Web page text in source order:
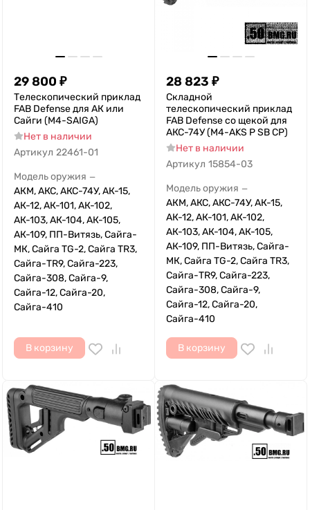
29 800 ₽
Телескопический приклад
FAB Defense для АК или
Сайги (M4-SAIGA)
Нет в наличии
Артикул 22461-01
Модель оружия —
АКМ, АКС, АКС-74У, АК-15,
АК-12, АК-101, АК-102,
АК-103, АК-104, АК-105,
АК-109, ПП-Витязь, Сайга-
МК, Сайга TG-2, Сайга TR3,
Сайга-TR9, Сайга-223,
Сайга-308, Сайга-9,
Сайга-12, Сайга-20,
Сайга-410
В корзину
28 823 ₽
Складной
телескопический приклад
FAB Defense со щекой для
АКС-74У (M4-AKS P SB CP)
Нет в наличии
Артикул 15854-03
Модель оружия —
АКМ, АКС, АКС-74У, АК-15,
АК-12, АК-101, АК-102,
АК-103, АК-104, АК-105,
АК-109, ПП-Витязь, Сайга-
МК, Сайга TG-2, Сайга TR3,
Сайга-TR9, Сайга-223,
Сайга-308, Сайга-9,
Сайга-12, Сайга-20,
Сайга-410
В корзину